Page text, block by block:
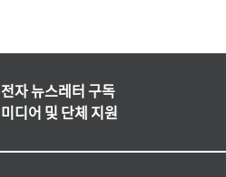
전자 뉴스레터 구독
미디어 및 단체 지원